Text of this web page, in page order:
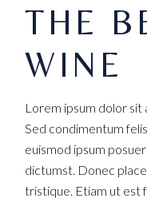
THE
WINE
Lorem ipsum dolor sit
Sed condimentum
euismod ipsum
dictumst. Donec
tristique. Etiam ut est